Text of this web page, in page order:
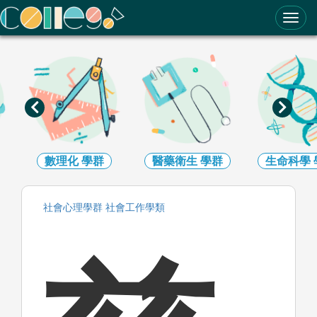
ColleGo! 大學選才與高中育才輔助系統
數理化學群 醫藥衛生 學群 生命科學
社會心理學群 社會工作學類